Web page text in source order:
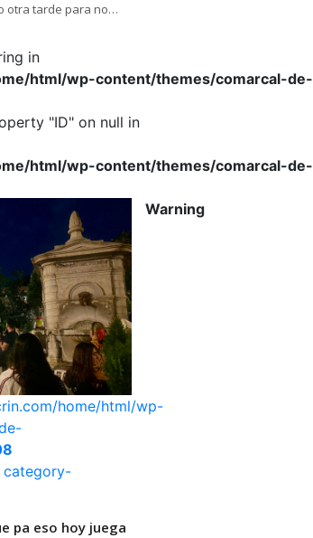
otra tarde para no
Estación.
in
html/wp-content/themes/comarcal-de-
"ID" on null in
html/wp-content/themes/comarcal-de-
home/html/wp-
category-
pa eso hoy juega
Warning